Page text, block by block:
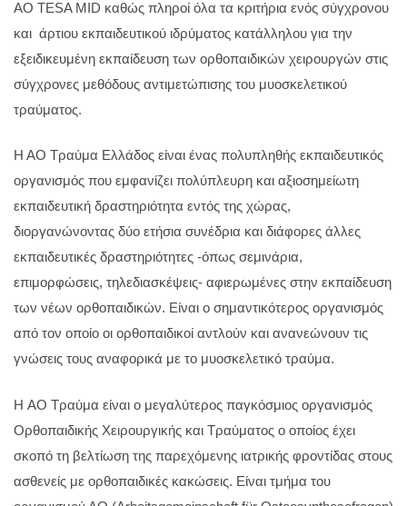
ΑΟ TESA MID καθώς πληροί όλα τα κριτήρια ενός σύγχρονου
και άρτιου εκπαιδευτικού ιδρύματος κατάλληλου για την
εξειδικευμένη εκπαίδευση των ορθοπαιδικών χειρουργών στις
σύγχρονες μεθόδους αντιμετώπισης του μυοσκελετικού
τραύματος.
Η ΑΟ Τραύμα Ελλάδος είναι ένας πολυπληθής εκπαιδευτικός
οργανισμός που εμφανίζει πολύπλευρη και αξιοσημείωτη
εκπαιδευτική δραστηριότητα εντός της χώρας,
διοργανώνοντας δύο ετήσια συνέδρια και διάφορες άλλες
εκπαιδευτικές δραστηριότητες -όπως σεμινάρια,
επιμορφώσεις, τηλεδιασκέψεις- αφιερωμένες στην εκπαίδευση
των νέων ορθοπαιδικών. Είναι ο σημαντικότερος οργανισμός
από τον οποίο οι ορθοπαιδικοί αντλούν και ανανεώνουν τις
γνώσεις τους αναφορικά με το μυοσκελετικό τραύμα.
H ΑΟ Τραύμα είναι ο μεγαλύτερος παγκόσμιος οργανισμός
Ορθοπαιδικής Χειρουργικής και Τραύματος ο οποίος έχει
σκοπό τη βελτίωση της παρεχόμενης ιατρικής φροντίδας στους
ασθενείς με ορθοπαιδικές κακώσεις. Είναι τμήμα του